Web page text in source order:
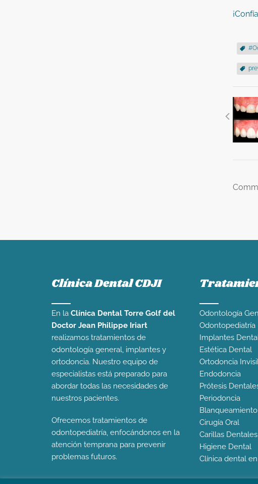
Clínica Dental CDJI
En la Clínica Dental Torre Golf del
Doctor Jean Philippe Iriart
realizamos tratamientos de
odontología general, implantes y
ortodoncia. Nuestro equipo de
especialistas está preparado para
abordar todas las necesidades de
nuestros pacientes.
Ofrecemos tratamientos de
odontopediatría, enfocándonos en la
atención temprana para prevenir
problemas futuros.
Odontología
Odontopediatría
Implantes
Estética Dental
Ortodoncia
Endodoncia
Prótesis
Periodoncia
Cirugía Oral
Carillas Dentales
Higiene Dental
Clínica dental